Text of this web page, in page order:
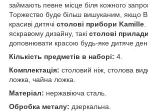
займають певне місце біля кожного
Торжество буде більш вишуканим, якщо
красиві дитячі столові прибори Kamille
яскравому дизайну, такі столові прилади
доповнювати красою будь-яке дитяче
Кількість предметів в наборі: 4.
Комплектація: столовий ніж, столова
ложка, чайна ложка.
Матеріал: нержавіюча сталь.
Обробка металу: дзеркальна.